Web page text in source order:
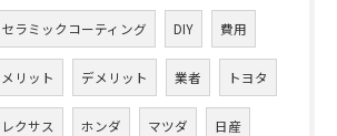
セラミックコーティング DIY 費用
メリット デメリット 業者 トヨタ
レクサス ホンダ マツダ 日産